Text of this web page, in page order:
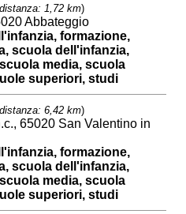
distanza: 1,72 km)
Abbateggio
formazione,
scuola dell'infanzia,
media, scuola
superiori, studi
distanza: 6,42 km)
65020 San Valentino in
formazione,
scuola dell'infanzia,
media, scuola
superiori, studi